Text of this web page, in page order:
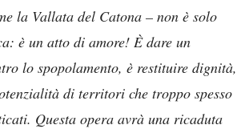
la Vallata del Catona – non è solo
è un atto di amore! È dare un
lo spopolamento, è restituire dignità,
di territori che troppo spesso
Questa opera avrà una ricaduta